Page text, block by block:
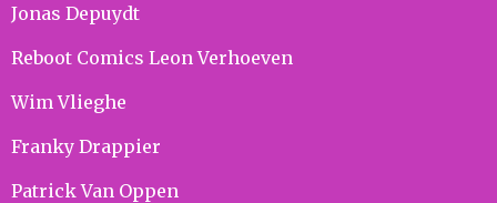
Jonas Depuydt
Reboot Comics Leon Verhoeven
Wim Vlieghe
Franky Drappier
Patrick Van Oppen